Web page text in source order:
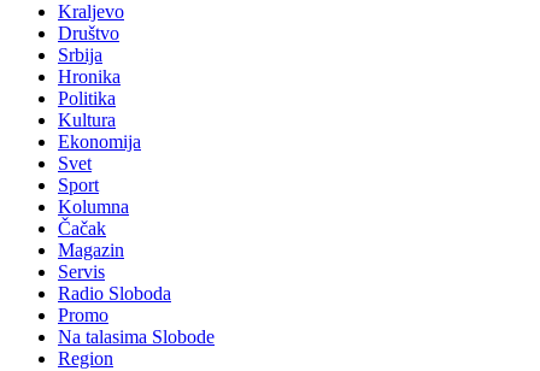
Kraljevo
Društvo
Srbija
Hronika
Politika
Kultura
Ekonomija
Svet
Sport
Kolumna
Čačak
Magazin
Servis
Radio Sloboda
Promo
Na talasima Slobode
Region